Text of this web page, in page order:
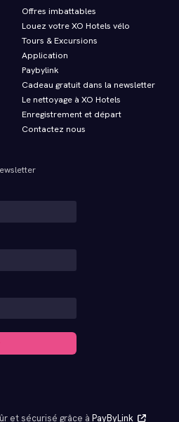
Offres imbattables
Louez votre XO Hotels vélo
Tours & Excursions
Application
Paybylink
Cadeau gratuit dans la newsletter
Le nettoyage à XO Hotels
Enregistrement et départ
Contactez nous
et sécurisé grâce àPayByLink